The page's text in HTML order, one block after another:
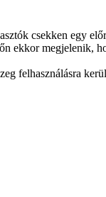
csekken egy
ekkor megjelenik,
felhasználásra